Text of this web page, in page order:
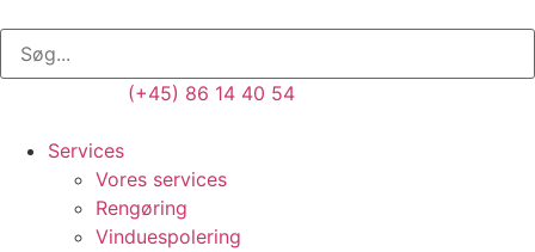
(+45) 86 14 40 54
Services
Vores services
Rengøring
Vinduespolering